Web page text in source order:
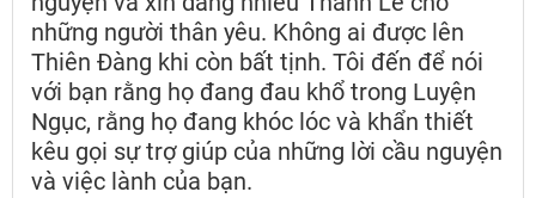
những người thân yêu. Không ai được lên
Thiên Đàng khi còn bất tịnh. Tôi đến để nói
với bạn rằng họ đang đau khổ trong Luyện
Ngục, rằng họ đang khóc lóc và khẩn thiết
kêu gọi sự trợ giúp của những lời cầu nguyện
và việc lành của bạn.